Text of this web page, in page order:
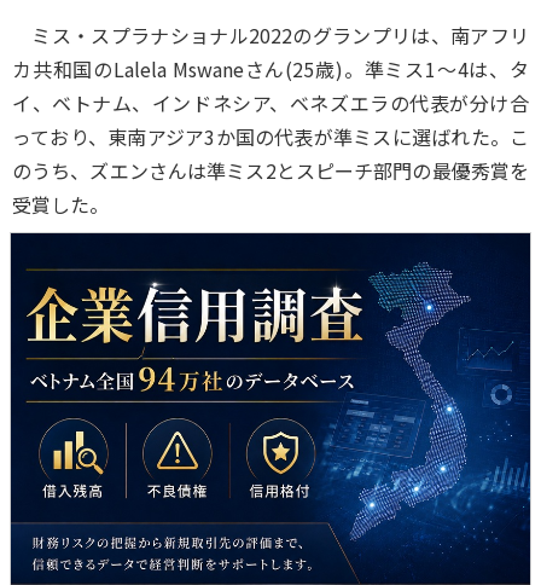
ミス・スプラナショナル2022のグランプリは、南アフリ
カ共和国のLalela Mswaneさん(25歳)。準ミス1～4は、タ
イ、ベトナム、インドネシア、ベネズエラの代表が分け合
っており、東南アジア3か国の代表が準ミスに選ばれた。こ
のうち、ズエンさんは準ミス2とスピーチ部門の最優秀賞を
受賞した。